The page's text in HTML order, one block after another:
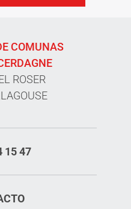
COMUNAS
ROSER
15 47